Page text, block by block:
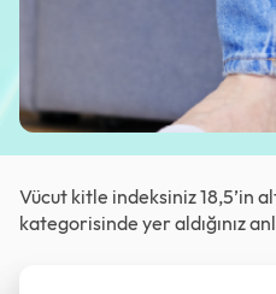
Vücut kitle indeksiniz 18,5’in
kategorisinde yer aldığınız